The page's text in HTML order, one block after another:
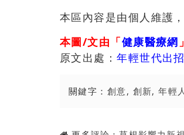
本區內容是由個人維護
本圖/文由「健康醫療網
原文出處：年輕世代出
關鍵字： 創意, 創新,年輕